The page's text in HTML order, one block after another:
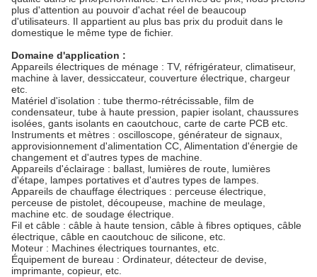
plus d'attention au pouvoir d'achat réel de beaucoup
d'utilisateurs. Il appartient au plus bas prix du produit dans le
domestique le même type de fichier.
Domaine d'application :
Appareils électriques de ménage : TV, réfrigérateur, climatiseur,
machine à laver, dessiccateur, couverture électrique, chargeur
etc.
Matériel d'isolation : tube thermo-rétrécissable, film de
condensateur, tube à haute pression, papier isolant, chaussures
isolées, gants isolants en caoutchouc, carte de carte PCB etc.
Instruments et mètres : oscilloscope, générateur de signaux,
approvisionnement d'alimentation CC, Alimentation d'énergie de
changement et d'autres types de machine.
Appareils d'éclairage : ballast, lumières de route, lumières
d'étape, lampes portatives et d'autres types de lampes.
Appareils de chauffage électriques : perceuse électrique,
perceuse de pistolet, découpeuse, machine de meulage,
machine etc. de soudage électrique.
Fil et câble : câble à haute tension, câble à fibres optiques, câble
électrique, câble en caoutchouc de silicone, etc.
Moteur : Machines électriques tournantes, etc.
Équipement de bureau : Ordinateur, détecteur de devise,
imprimante, copieur, etc.